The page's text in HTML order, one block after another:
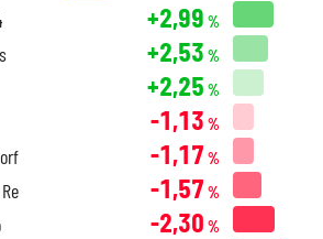
+2,99 %
+2,53 %
+2,25 %
-1,13 %
-1,17 %
-1,57 %
-2,30 %